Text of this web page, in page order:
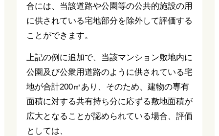
合には、当該道路や公園等の公共的施設の用
に供されている宅地部分を除外して評価する
ことができます。
上記の例に追加で、当該マンション敷地内に
公園及び公衆用道路のように供されている宅
地が合計200㎡あり、そのため、建物の専有
面積に対する共有持ち分に応ずる敷地面積が
広大となることが認められている場合、評価
としては、